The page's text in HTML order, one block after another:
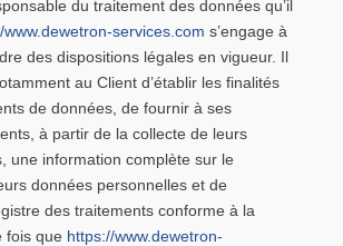
du traitement des données qu’il
www.dewetron-services.com s’engage à
des dispositions légales en vigueur. Il
au Client d’établir les finalités
de données, de fournir à ses
à partir de la collecte de leurs
une information complète sur le
données personnelles et de
des traitements conforme à la
fois que https://www.dewetron-